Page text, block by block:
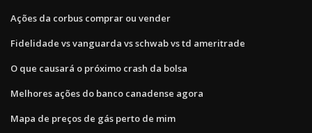
Ações da corbus comprar ou vender
Fidelidade vs vanguarda vs schwab vs td ameritrade
O que causará o próximo crash da bolsa
Melhores ações do banco canadense agora
Mapa de preços de gás perto de mim